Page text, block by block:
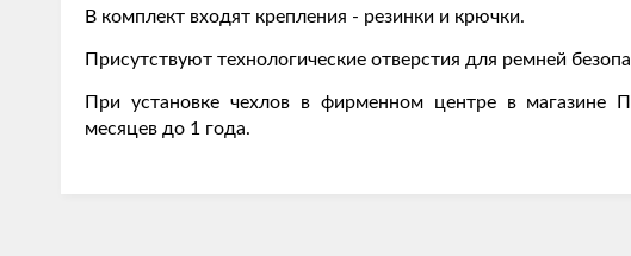
В комплект входят крепления - резинки и крючки.
Присутствуют технологические отверстия для ремней
При установке чехлов в фирменном центре в магазине
месяцев до 1 года.